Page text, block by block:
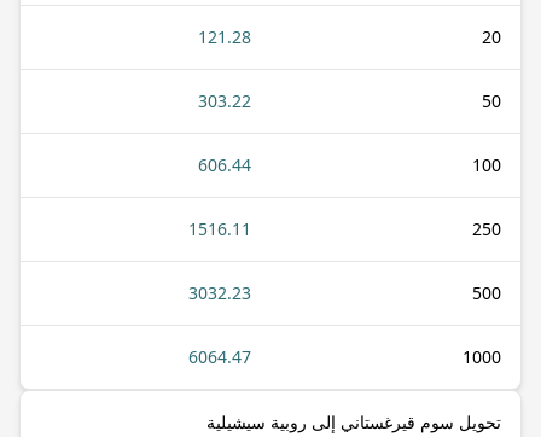
20
121.28
50
303.22
100
606.44
250
1516.11
500
3032.23
1000
6064.47
تحويل سوم قيرغستاني إلى روبية سيشيلية